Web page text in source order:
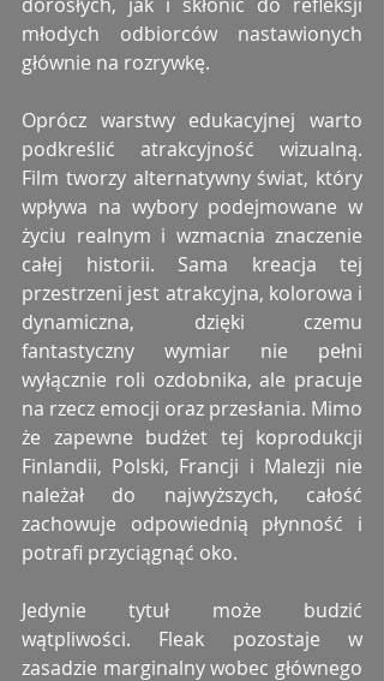
młodych odbiorców nastawionych
głównie na rozrywkę.
Oprócz warstwy edukacyjnej warto
podkreślić atrakcyjność wizualną.
Film tworzy alternatywny świat, który
wpływa na wybory podejmowane w
życiu realnym i wzmacnia znaczenie
całej historii. Sama kreacja tej
przestrzeni jest atrakcyjna, kolorowa i
dynamiczna, dzięki czemu
fantastyczny wymiar nie pełni
wyłącznie roli ozdobnika, ale pracuje
na rzecz emocji oraz przesłania. Mimo
że zapewne budżet tej koprodukcji
Finlandii, Polski, Francji i Malezji nie
należał do najwyższych, całość
zachowuje odpowiednią płynność i
potrafi przyciągnąć oko.
Jedynie tytuł może budzić
wątpliwości. Fleak pozostaje w
zasadzie marginalny wobec głównego